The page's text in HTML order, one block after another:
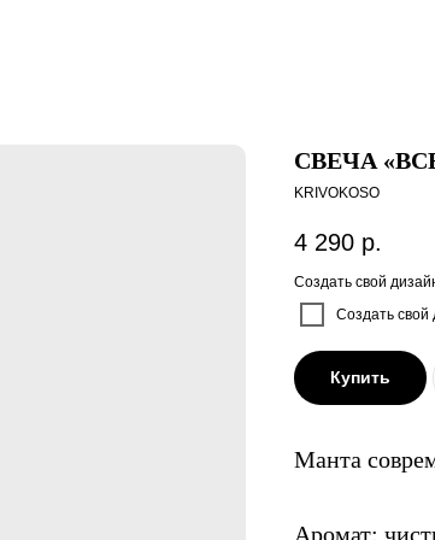
СВЕЧА
KRIVOKOSO
4 290 р.
Создать свой
Создать свой
Купить
Манта
Аромат: